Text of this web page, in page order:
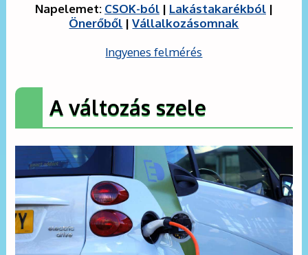
Napelemet: CSOK-ból| Lakástakarékból|
Önerőből |Vállalkozásomnak
Ingyenes felmérés
A változás szele